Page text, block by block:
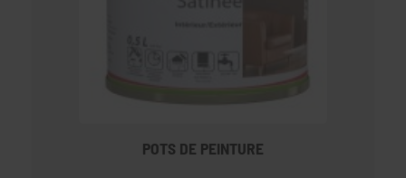
POTS DE PEINTURE